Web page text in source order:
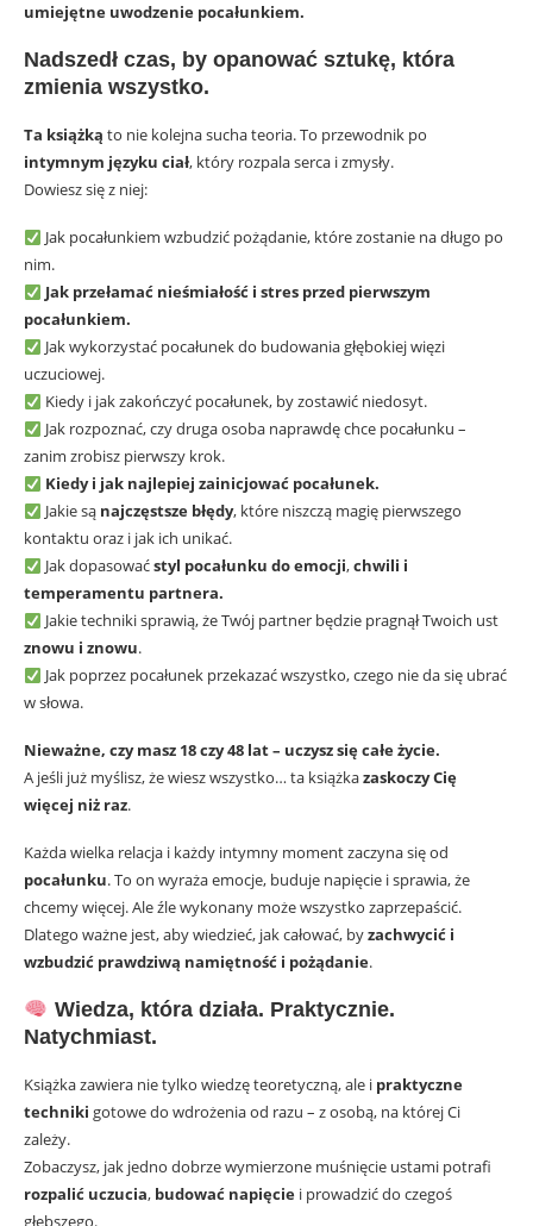
umiejętne uwodzenie pocałunkiem.
Nadszedł czas, by opanować sztukę, która
zmienia wszystko.
Ta książką to nie kolejna sucha teoria. To przewodnik po
intymnym języku ciał, który rozpala serca i zmysły.
Dowiesz się z niej:
Jak pocałunkiem wzbudzić pożądanie, które zostanie na długo po
nim.
Jak przełamać nieśmiałość i stres przed pierwszym
pocałunkiem.
Jak wykorzystać pocałunek do budowania głębokiej więzi
uczuciowej.
Kiedy i jak zakończyć pocałunek, by zostawić niedosyt.
Jak rozpoznać, czy druga osoba naprawdę chce pocałunku –
zanim zrobisz pierwszy krok.
Kiedy i jak najlepiej zainicjować pocałunek.
Jakie są najczęstsze błędy, które niszczą magię pierwszego
kontaktu oraz i jak ich unikać.
Jak dopasowaćstyl pocałunku do emocji,chwili i
temperamentu partnera.
Jakie techniki sprawią, że Twój partner będzie pragnął Twoich ust
znowu i znowu.
Jak poprzez pocałunek przekazać wszystko, czego nie da się ubrać
w słowa.
Nieważne, czy masz 18 czy 48 lat – uczysz się całe życie.
A jeśli już myślisz, że wiesz wszystko… ta książkazaskoczy Cię
więcej niż raz.
Każda wielka relacja i każdy intymny moment zaczyna się od
pocałunku. To on wyraża emocje, buduje napięcie i sprawia, że
chcemy więcej. Ale źle wykonany może wszystko zaprzepaścić.
Dlatego ważne jest, aby wiedzieć, jak całować, byzachwycić i
wzbudzić prawdziwą namiętność i pożądanie.
Wiedza, która działa. Praktycznie.
Natychmiast.
Książka zawiera nie tylko wiedzę teoretyczną, ale i praktyczne
techniki gotowe do wdrożenia od razu – z osobą, na której Ci
zależy.
Zobaczysz, jak jedno dobrze wymierzone muśnięcie ustami potrafi
rozpalić uczucia, budować napięcie i prowadzić do czegoś
głębszego.